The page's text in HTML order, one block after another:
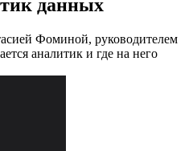
данных
Фоминой, руководителем
аналитик и где на него